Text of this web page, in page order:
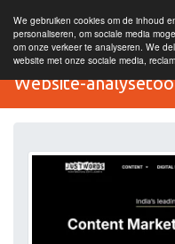
We gebruiken cookies om de inhoud
personaliseren, om sociale media
om onze verkeer te analyseren. We
website met onze sociale media,
Website-